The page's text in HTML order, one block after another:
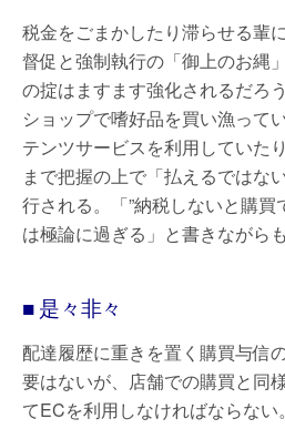
税金をごまかしたり滞らせる輩
督促と強制執行の「御上のお縄
の掟はますます強化されるだろ
ショップで嗜好品を買い漁って
テンツサービスを利用していた
まで把握の上で「払えるではな
行される。「”納税しないと購買
は極論に過ぎる」と書きながら
■ 是々非々
配達履歴に重きを置く購買与信
要はないが、店舗での購買と同
てECを利用しなければならな